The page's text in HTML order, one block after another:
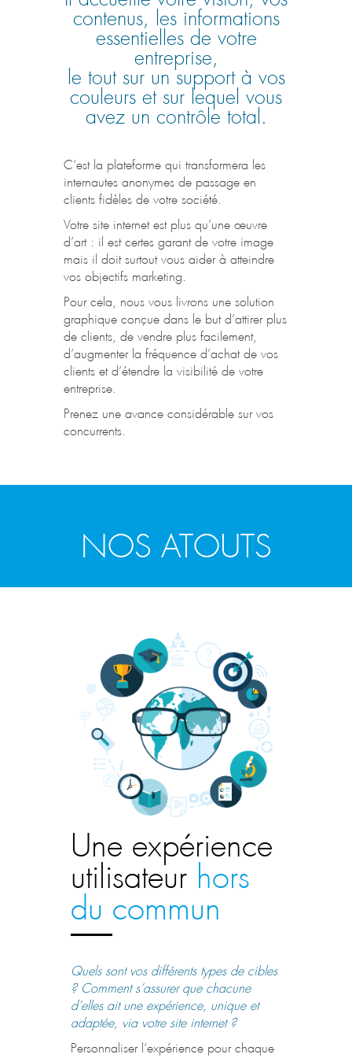
SUR INTERNET
?
VOUS
REMERCIENT !
contenus, les informations
essentielles de votre
entreprise,
le tout sur un support à vos
couleurs et sur lequel vous
avez un contrôle total.
C’est la plateforme qui transformera les
internautes anonymes de passage en
clients fidèles de votre société.
Votre site internet est plus qu’une œuvre
d’art : il est certes garant de votre image
mais il doit surtout vous aider à atteindre
vos objectifs marketing.
Pour cela, nous vous livrons une solution
graphique conçue dans le but d’attirer plus
de clients, de vendre plus facilement,
d’augmenter la fréquence d’achat de vos
clients et d’étendre la visibilité de votre
entreprise.
Prenez une avance considérable sur vos
concurrents.
NOS ATOUTS
Une expérience
utilisateurhors
du commun
Quels sont vos différents types de cibles
? Comment s’assurer que chacune
d’elles ait une expérience, unique et
adaptée, via votre site internet ?
Personnaliser l’expérience pour chaque